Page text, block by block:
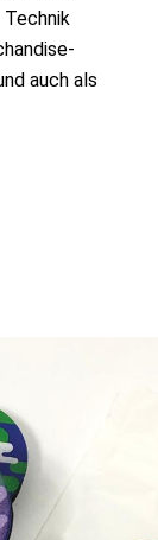
Technik
auch als